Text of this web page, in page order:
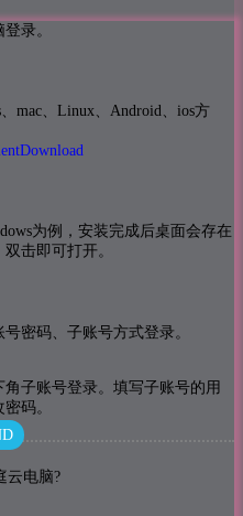
录。
mac、Linux、Android、ios方
为例，安装完成后桌面会存在
击即可打开。
密码、子账号方式登录。
子账号登录。填写子账号的用
码。
云电脑?